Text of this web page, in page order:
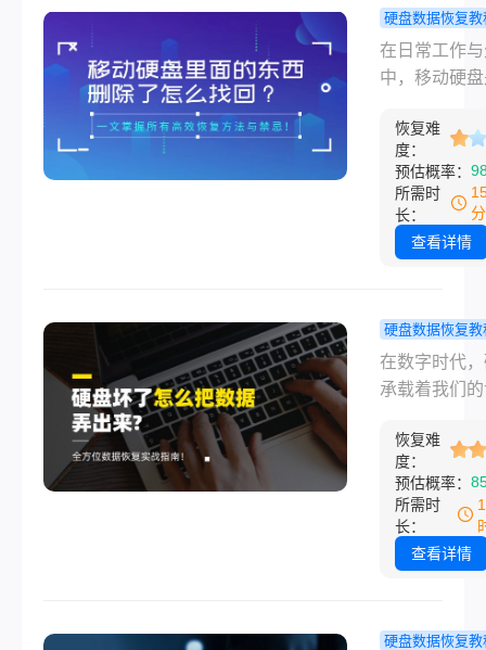
正确、及时
动，找回它
率非常高。
停。请先记
黄金法则：
止一切写入
这是因为在
标记为“删除
实际内容仍
硬盘扇区中
被新数据覆
何新的文件
系统运行都
那么移动硬
容删除后怎
呢？
硬盘数据恢复教
动硬盘里面
西删除了怎
掌握所有高
复方法与禁
在日常工作
中，移动硬
备份珍贵回
力助手。然
滑”误删、格
突然无法读
这些意外情
的重要文件
飞时，第一
什么？是惊
地四处求助
自己动手尝
复？那么移
里面的东西
怎么找回呢？
恢复难
度：
预估概率：
所需时
长：
查看详情
硬盘数据恢复教
盘坏了怎么
据弄出来？
指南！
在数字时代
承载着我们
当听到硬盘
响，或是电
识别它时，
虑和无助感
言喻的。数
硬盘坏了怎
恢复难
度：
预估概率：
所需时
长：
查看详情
硬盘数据恢复教